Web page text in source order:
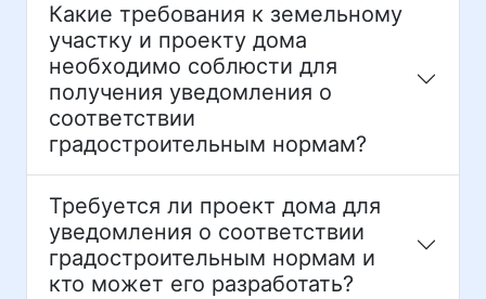
Какие требования к земельному
участку и проекту дома
необходимо соблюсти для
получения уведомления о
соответствии
градостроительным нормам?
Требуется ли проект дома для
уведомления о соответствии
градостроительным нормам и
кто может его разработать?